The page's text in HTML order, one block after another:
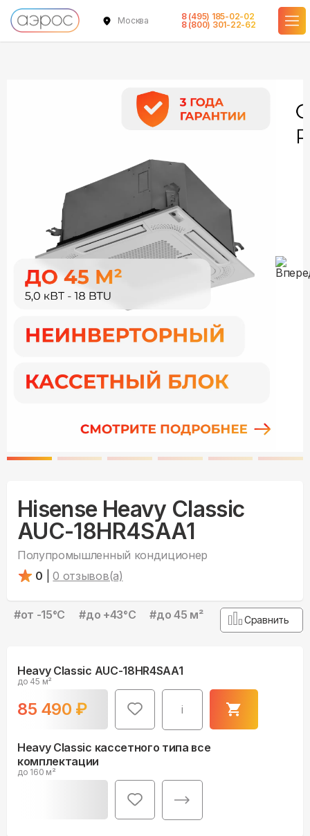
Москва
8 (495) 185-02-02
8 (800) 301-22-62
Hisense Heavy Classic
AUC-18HR4SAA1
Полупромышленный кондиционер
0
0 отзывов(а)
#от -15°С #до +43°С #до 45 м² Сравнить
Heavy Classic AUC-18HR4SAA1
до 45 м²
85 490 ₽ i
в наличии
Heavy Classic кассетного типа все
комплектации
до 160 м²
в наличии